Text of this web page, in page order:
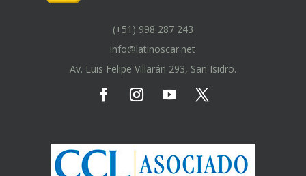
(+51) 998 287 243
info@latinoscar.net
Av. Luis Felipe Villarán 293, San Isidro.